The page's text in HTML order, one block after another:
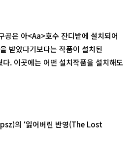
공은 아<Aa>호수 잔디밭에 설치되어
받았다기보다는 작품이 설치된
. 이곳에는 어떤 설치작품을 설치해도
의 ‘잃어버린 반영(The Lost